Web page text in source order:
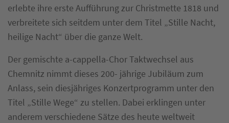
erlebte ihre erste Aufführung zur Christmette 1818 und
verbreitete sich seitdem unter dem Titel „Stille Nacht,
heilige Nacht“ über die ganze Welt.
Der gemischte a-cappella-Chor Taktwechsel aus
Chemnitz nimmt dieses 200- jährige Jubiläum zum
Anlass, sein diesjähriges Konzertprogramm unter den
Titel „Stille Wege“ zu stellen. Dabei erklingen unter
anderem verschiedene Sätze des heute weltweit